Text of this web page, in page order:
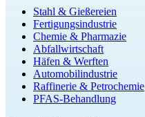
Stahl & Gießereien
Fertigungsindustrie
Chemie & Pharmazie
Abfallwirtschaft
Häfen & Werften
Automobilindustrie
Raffinerie & Petrochemie
PFAS-Behandlung